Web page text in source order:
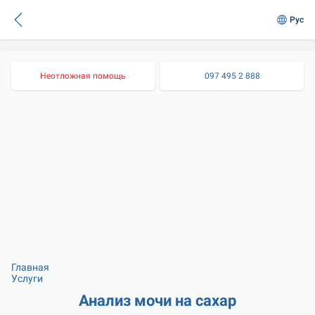
Рус
Неотложная помощь 097 495 2 888
Главная
Услуги
Анализ мочи на сахар